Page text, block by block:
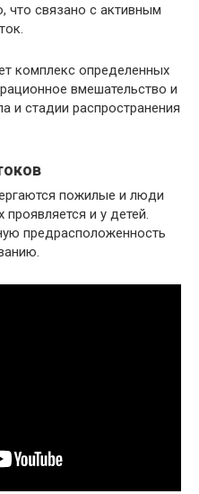
что связано с активным
комплекс определенных
вмешательство и
и стадии распространения
пожилые и люди
и у детей.
предрасположенность